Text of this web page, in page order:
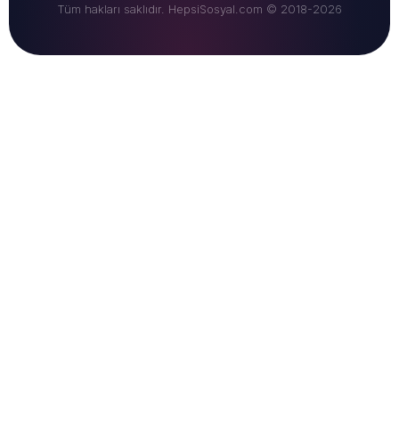
Tüm hakları saklıdır. HepsiSosyal.com © 2018-2026